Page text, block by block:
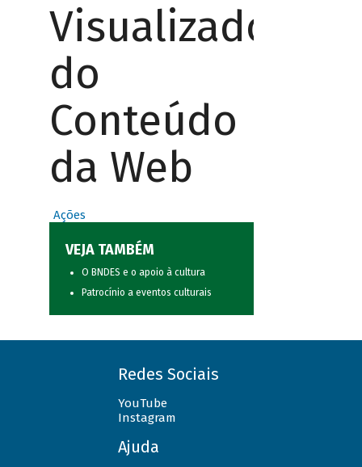
Visualizador
do
Conteúdo
da Web
Ações
VEJA TAMBÉM
O BNDES e o apoio à cultura
Patrocínio a eventos culturais
Redes Sociais
YouTube
Instagram
Ajuda